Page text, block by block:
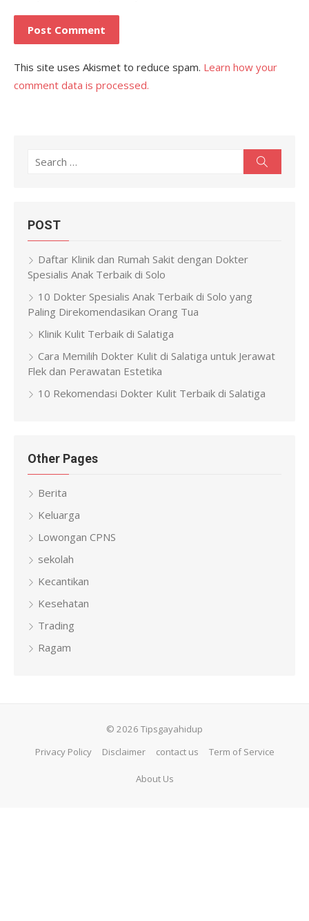
This site uses Akismet to reduce spam. Learn how your
comment data is processed.
Search
POST
Daftar Klinik dan Rumah Sakit dengan Dokter
Spesialis Anak Terbaik di Solo
10 Dokter Spesialis Anak Terbaik di Solo yang
Paling Direkomendasikan Orang Tua
Klinik Kulit Terbaik di Salatiga
Cara Memilih Dokter Kulit di Salatiga untuk Jerawat
Flek dan Perawatan Estetika
10 Rekomendasi Dokter Kulit Terbaik di Salatiga
Other Pages
Berita
Keluarga
Lowongan CPNS
sekolah
Kecantikan
Kesehatan
Trading
Ragam
© 2026 Tipsgayahidup
Privacy Policy
Disclaimer contact us Term of Service
About Us